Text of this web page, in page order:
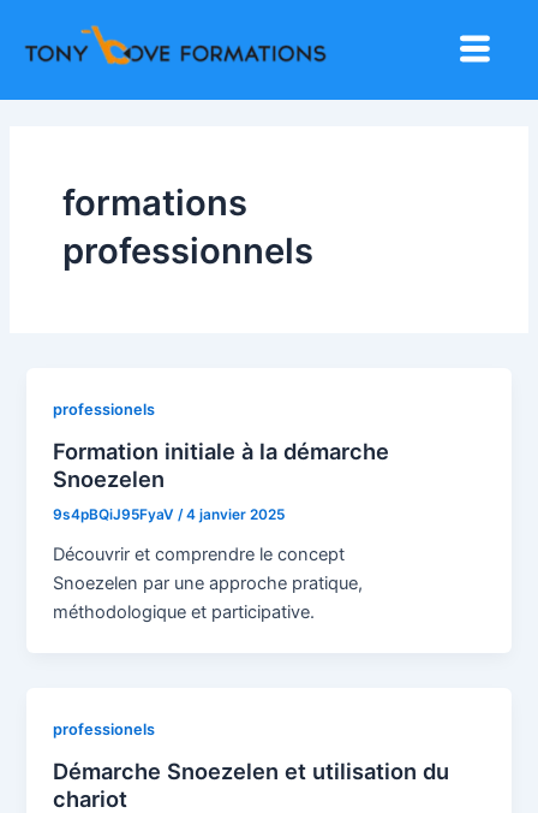
Menu
formations
professionnels
professionels
Formation initiale à la démarche
Snoezelen
9s4pBQiJ95FyaV/4 janvier 2025
Découvrir et comprendre le concept
Snoezelen par une approche pratique,
méthodologique et participative.
professionels
Démarche Snoezelen et utilisation du
chariot
d’article